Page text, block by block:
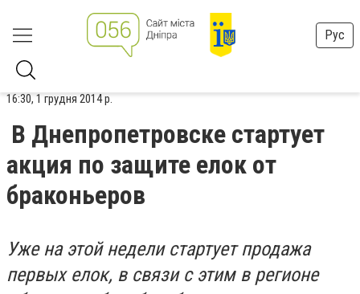
Рус
16:30, 1 грудня 2014 р.
В Днепропетровске стартует
акция по защите елок от
браконьеров
Уже на этой недели стартует продажа
первых елок, в связи с этим в регионе